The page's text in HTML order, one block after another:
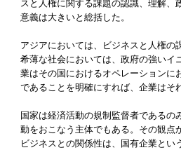
スと人権に関する課題の認識、理解
意義は大きいと総括した。
アジアにおいては、ビジネスと人権
希薄な社会においては、政府の強いイ
業はその国におけるオペレーションに
であることを明確にすれば、企業はそ
国家は経済活動の規制監督者である
動をおこなう主体でもある。その観点
ビジネスとの関係性は、国有企業と